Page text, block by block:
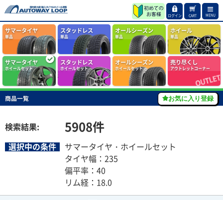
ログイン CART MENU
サマータイヤ
単品
スタッドレス
単品
オールシーズン
単品
ホイール
単品
サマータイヤ
ホイールセット
スタッドレス
ホイールセット
オールシーズン
ホイールセット
売り尽くし
アウトレットコーナー
商品一覧
検索結果: 5908件
選択中の条件
サマータイヤ・ホイールセット
タイヤ幅：235
偏平率：40
リム経：18.0
お気に入り登録